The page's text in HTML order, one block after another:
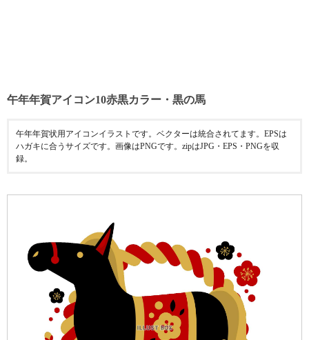
午年年賀アイコン10赤黒カラー・黒の馬
午年年賀状用アイコンイラストです。ベクターは統合されてます。EPSは
ハガキに合うサイズです。画像はPNGです。zipはJPG・EPS・PNGを収
録。